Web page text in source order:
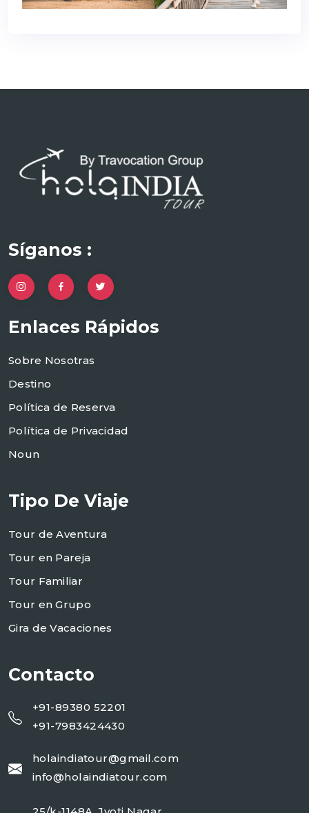
Síganos :
Enlaces Rápidos
Sobre Nosotras
Destino
Política de Reserva
Política de Privacidad
Noun
Tipo De Viaje
Tour de Aventura
Tour en Pareja
Tour Familiar
Tour en Grupo
Gira de Vacaciones
Contacto
+91-89380 52201
+91-7983424430
holaindiatour@gmail.com
info@holaindiatour.com